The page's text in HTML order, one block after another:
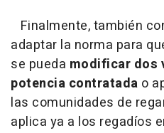
Finalmente, también
adaptar la norma para
se pueda modificar dos
potencia contratada o
las comunidades de
aplica ya a los regadíos